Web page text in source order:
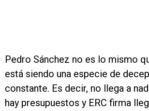
Pedro Sánchez no es lo mismo
está siendo una especie de
constante. Es decir, no llega a
hay presupuestos y ERC firma